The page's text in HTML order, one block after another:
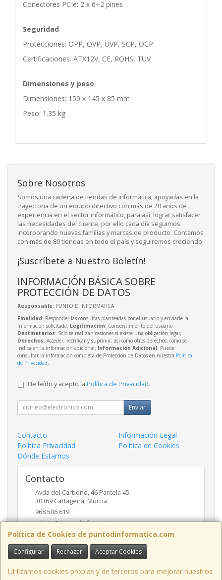
Conectores PCIe: 2 x 6+2 pines
Seguridad
Protecciones: OPP, OVP, UVP, SCP, OCP
Certificaciones: ATX12V, CE, ROHS, TUV
Dimensiones y peso
Dimensiones: 150 x 145 x 85 mm
Peso: 1.35 kg
Política de Cookies de puntodinformatica.com
Configurar Rechazar Aceptar Cookies
Utilizamos cookies propias y de terceros para mejorar nuestros
Sobre Nosotros
Somos una cadena de tiendas de informática, apoyadas en la
trayectoria de un equipo directivo con más de 20 años de
experiencia en el sector informático, para así, lograr satisfacer
las necesidades del cliente, por ello cada día seguimos
incorporando nuevas familias y marcas de producto. Contamos
con más de 80 tiendas en todo el país y seguiremos creciendo.
¡Suscríbete a Nuestro Boletín!
INFORMACIÓN BÁSICA SOBRE
PROTECCIÓN DE DATOS
Responsable: PUNTO D INFORMATICA
Finalidad: Responder las consultas planteadas por el usuario y enviarle la
información solicitada; Legitimación: Consentimiento del usuario;
Destinatarios: Solo se realizan cesiones si existe una obligación legal;
Derechos: Acceder, rectificar y suprimir, así como otros derechos, como se
indica en la información adicional; Información Adicional: Puede
consultar la información completa de Protección de Datos en nuestra Política
de Privacidad
He leído y acepto la Política de Privacidad.
Enviar
Contacto
Información Legal
Política Privacidad
Política de Cookies
Dónde Estamos
Contacto
Avda del Carbono, 46 Parcela 45
30369 Cartagena, Murcia
968 506 619
admin@puntodinformatica.com
Horario
09:30h a 14:00h y de 16:30h a 20:00h